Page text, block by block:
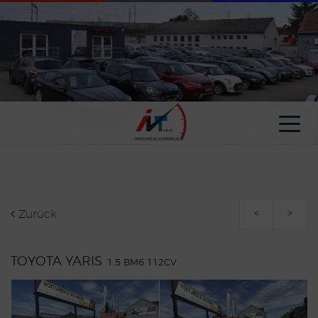
Zurück < >
TOYOTA YARIS 1.5 BM6 112CV
Cookie-Einstellungen